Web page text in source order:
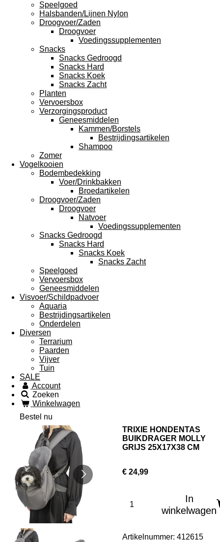
Speelgoed
Halsbanden/Lijnen Nylon
Droogvoer/Zaden
Droogvoer
Voedingssupplementen
Snacks
Snacks Gedroogd
Snacks Hard
Snacks Koek
Snacks Zacht
Planten
Vervoersbox
Verzorgingsproduct
Geneesmiddelen
Kammen/Borstels
Bestrijdingsartikelen
Shampoo
Zomer
Vogelkooien
Bodembedekking
Voer/Drinkbakken
Broedartikelen
Droogvoer/Zaden
Droogvoer
Natvoer
Voedingssupplementen
Snacks Gedroogd
Snacks Hard
Snacks Koek
Snacks Zacht
Speelgoed
Vervoersbox
Geneesmiddelen
Visvoer/Schildpadvoer
Aquaria
Bestrijdingsartikelen
Onderdelen
Diversen
Terrarium
Paarden
Vijver
Tuin
SALE
Account
Zoeken
Winkelwagen
Bestel nu
TRIXIE HONDENTAS
BUIKDRAGER MOLLY
GRIJS 25X17X38 CM
€ 24,99
In
winkelwagen
Artikelnummer: 412615